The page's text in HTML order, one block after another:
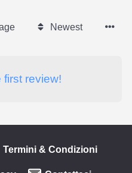
Newest
first review!
Termini & Condizioni